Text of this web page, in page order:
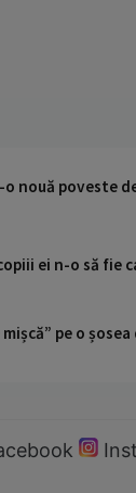
nouă poveste
ei n-o să fie
pe o